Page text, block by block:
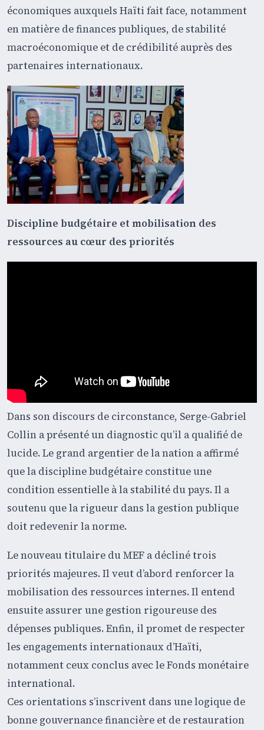
économiques auxquels Haïti fait face, notamment
en matière de finances publiques, de stabilité
macroéconomique et de crédibilité auprès des
partenaires internationaux.
Discipline budgétaire et mobilisation des
ressources au cœur des priorités
Dans son discours de circonstance, Serge-Gabriel
Collin a présenté un diagnostic qu’il a qualifié de
lucide. Le grand argentier de la nation a affirmé
que la discipline budgétaire constitue une
condition essentielle à la stabilité du pays. Il a
soutenu que la rigueur dans la gestion publique
doit redevenir la norme.
Le nouveau titulaire du MEF a décliné trois
priorités majeures. Il veut d’abord renforcer la
mobilisation des ressources internes. Il entend
ensuite assurer une gestion rigoureuse des
dépenses publiques. Enfin, il promet de respecter
les engagements internationaux d’Haïti,
notamment ceux conclus avec le Fonds monétaire
international.
Ces orientations s’inscrivent dans une logique de
bonne gouvernance financière et de restauration